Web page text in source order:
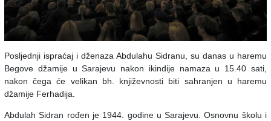
Posljednji ispraćaj i dženaza Abdulahu Sidranu, su danas u haremu
Begove džamije u Sarajevu nakon ikindije namaza u 15.40 sati,
nakon čega će velikan bh. književnosti biti sahranjen u haremu
džamije Ferhadija.
Abdulah Sidran rođen je 1944. godine u Sarajevu. Osnovnu školu i